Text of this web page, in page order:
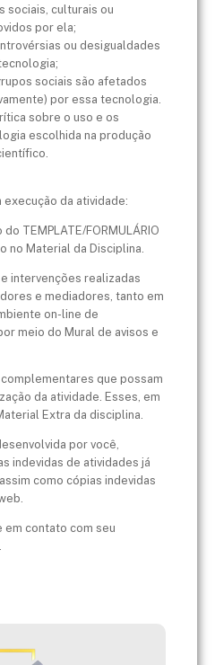
sociais, culturais ou
por ela;
ou desigualdades
sociais são afetados
por essa tecnologia.
sobre o uso e os
escolhida na produção
execução da atividade:
TEMPLATE/FORMULÁRIO
no Material da Disciplina.
intervenções realizadas
e mediadores, tanto em
on-line de
meio do Mural de avisos e
que possam
da atividade. Esses, em
Extra da disciplina.
por você,
indevidas de atividades já
como cópias indevidas
em contato com seu